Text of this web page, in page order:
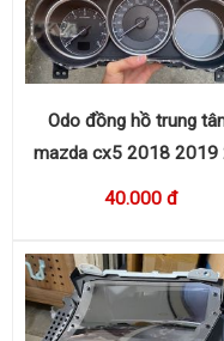
Odo đồng hồ trung
mazda cx5 2018 2019
40.000 đ